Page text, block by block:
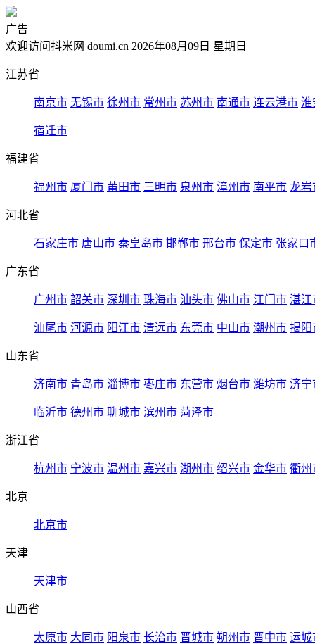
广告
欢迎访问抖米网 doumi.cn 2026年08月09日 星期日
江苏省
南京市 无锡市 徐州市 常州市 苏州市 南通市 连云港市 淮
宿迁市
福建省
福州市 厦门市 莆田市 三明市 泉州市 漳州市 南平市 龙岩
河北省
石家庄市 唐山市 秦皇岛市 邯郸市 邢台市 保定市 张家口
广东省
广州市 韶关市 深圳市 珠海市 汕头市 佛山市 江门市 湛江
汕尾市 河源市 阳江市 清远市 东莞市 中山市 潮州市 揭阳
山东省
济南市 青岛市 淄博市 枣庄市 东营市 烟台市 潍坊市 济宁
临沂市 德州市 聊城市 滨州市 菏泽市
浙江省
杭州市 宁波市 温州市 嘉兴市 湖州市 绍兴市 金华市 衢州
北京
北京市
天津
天津市
山西省
太原市 大同市 阳泉市 长治市 晋城市 朔州市 晋中市 运城